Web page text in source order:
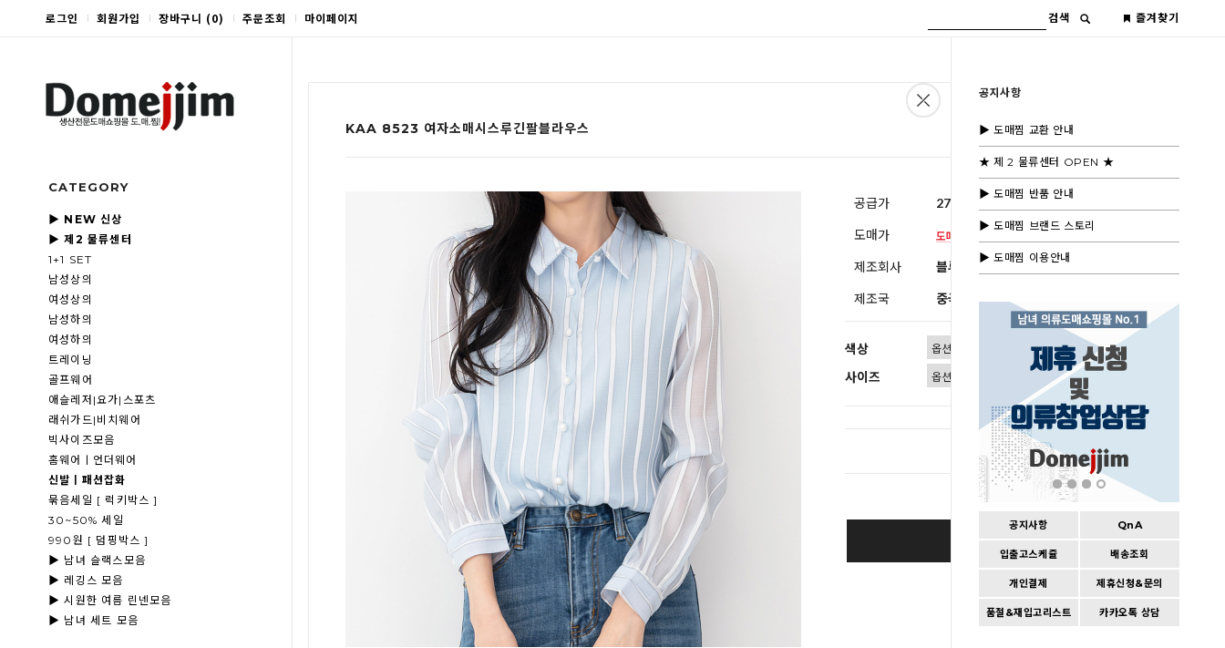
로그인 회원가입 장바구니 (0) 주문조회 마이페이지 검색 즐겨찾기
CATEGORY
▶ NEW 신상
▶ 제2 물류센터
1+1 SET
남성상의
여성상의
남성하의
여성하의
트레이닝
골프웨어
애슬레저|요가|스포츠
래쉬가드|비치웨어
빅사이즈모음
홈웨어ㅣ언더웨어
신발ㅣ패션잡화
묶음세일 [ 럭키박스 ]
30~50% 세일
990원 [ 덤핑박스 ]
▶ 남녀 슬랙스모음
▶ 레깅스 모음
▶ 시원한 여름 린넨모음
▶ 남녀 세트 모음
공지사항
▶ 도매찜 교환 안내
★ 제 2 물류센터 OPEN ★
▶ 도매찜 반품 안내
▶ 도매찜 브랜드 스토리
▶ 도매찜 이용안내
공지사항 QnA
입출고스케쥴 배송조회
개인결제 제휴신청&문의
품절&재입고리스트 카카오톡 상담
KAA 8523 여자소매시스루긴팔블라우스
공급가 27,600원(부가세별도)
도매가
제조회사 블루모드제휴사
제조국 중국
색상
사이즈
Wishlist